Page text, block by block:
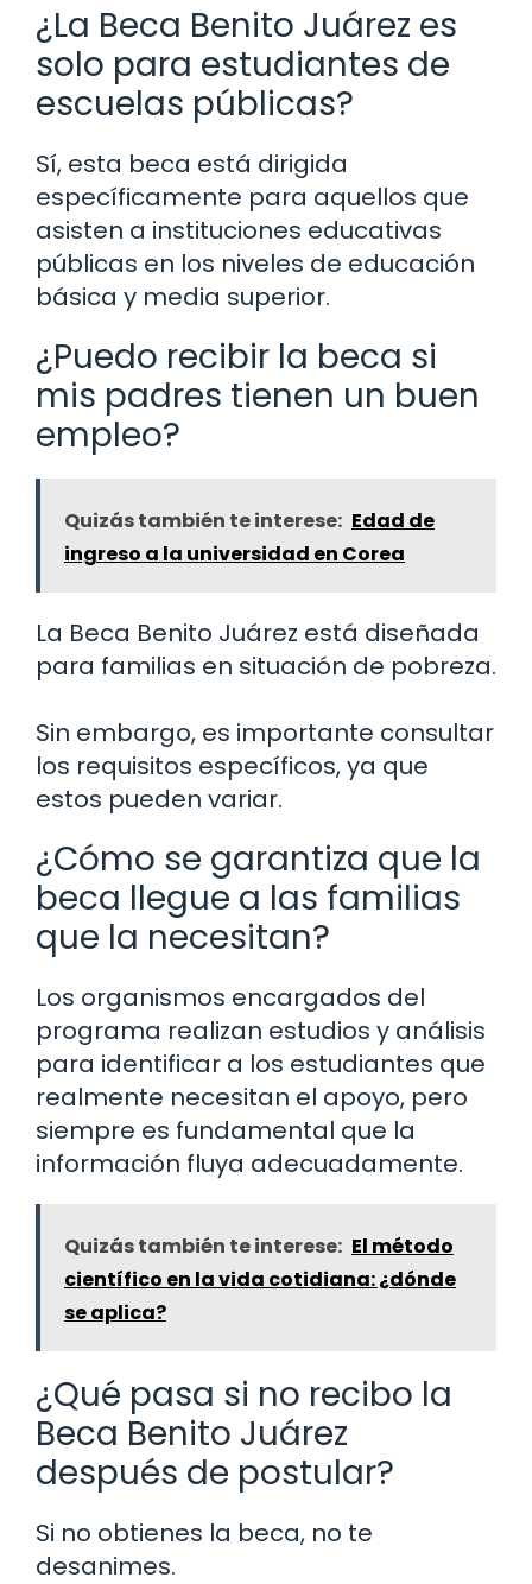
¿La Beca Benito Juárez es
solo para estudiantes de
escuelas públicas?
Sí, esta beca está dirigida
específicamente para aquellos que
asisten a instituciones educativas
públicas en los niveles de educación
básica y media superior.
¿Puedo recibir la beca si
mis padres tienen un buen
empleo?
Quizás también te interese: Edad de
ingreso a la universidad en Corea
La Beca Benito Juárez está diseñada
para familias en situación de pobreza.
Sin embargo, es importante consultar
los requisitos específicos, ya que
estos pueden variar.
¿Cómo se garantiza que la
beca llegue a las familias
que la necesitan?
Los organismos encargados del
programa realizan estudios y análisis
para identificar a los estudiantes que
realmente necesitan el apoyo, pero
siempre es fundamental que la
información fluya adecuadamente.
Quizás también te interese: El método
científico en la vida cotidiana: ¿dónde
se aplica?
¿Qué pasa si no recibo la
Beca Benito Juárez
después de postular?
Si no obtienes la beca, no te
desanimes.